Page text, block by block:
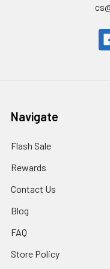
Navigate
Flash Sale
Rewards
Contact Us
Blog
FAQ
Store Policy